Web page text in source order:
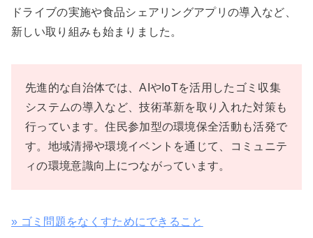
ドライブの実施や食品シェアリングアプリの導入など、
新しい取り組みも始まりました。
先進的な自治体では、AIやIoTを活用したゴミ収集
システムの導入など、技術革新を取り入れた対策も
行っています。住民参加型の環境保全活動も活発で
す。地域清掃や環境イベントを通じて、コミュニテ
ィの環境意識向上につながっています。
» ゴミ問題をなくすためにできること